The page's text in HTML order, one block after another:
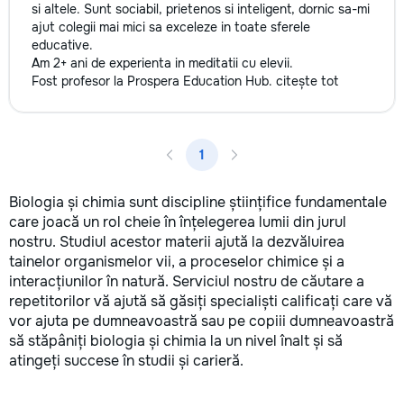
si altele. Sunt sociabil, prietenos si inteligent, dornic sa-mi
ajut colegii mai mici sa exceleze in toate sferele
educative.
Am 2+ ani de experienta in meditatii cu elevii.
Fost profesor la Prospera Education Hub. citește tot
1
Biologia și chimia sunt discipline științifice fundamentale
care joacă un rol cheie în înțelegerea lumii din jurul
nostru. Studiul acestor materii ajută la dezvăluirea
tainelor organismelor vii, a proceselor chimice și a
interacțiunilor în natură. Serviciul nostru de căutare a
repetitorilor vă ajută să găsiți specialiști calificați care vă
vor ajuta pe dumneavoastră sau pe copiii dumneavoastră
să stăpâniți biologia și chimia la un nivel înalt și să
atingeți succese în studii și carieră.